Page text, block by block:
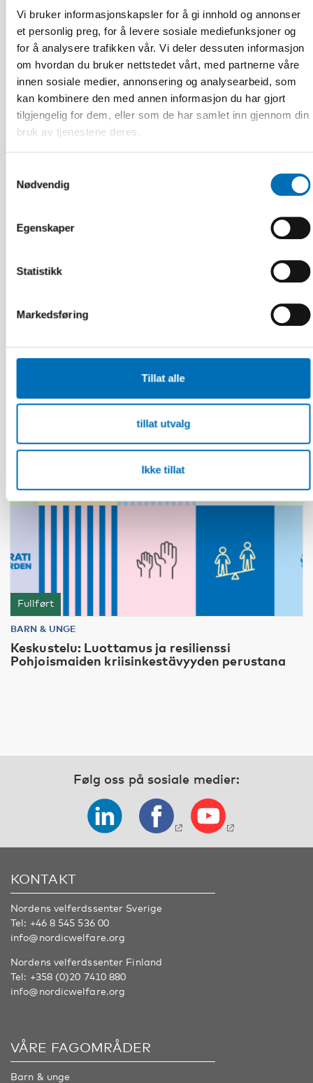
Vi bruker informasjonskapsler for å gi innhold og annonser
et personlig preg, for å levere sosiale mediefunksjoner og
for å analysere trafikken vår. Vi deler dessuten informasjon
om hvordan du bruker nettstedet vårt, med partnerne våre
innen sosiale medier, annonsering og analysearbeid, som
kan kombinere den med annen informasjon du har gjort
tilgjengelig for dem, eller som de har samlet inn gjennom din
bruk av tjenestene deres.
Nødvendig
Egenskaper
Statistikk
Markedsføring
Tillat alle
tillat utvalg
Ikke tillat
must not be forgotten in crisis preparedness
10 mai 2017
Fullført
24 JUN 2026
BARN & UNGE
Keskustelu: Luottamus ja resilienssi
Pohjoismaiden kriisinkestävyyden perustana
Følg oss på sosiale medier:
KONTAKT
Nordens velferdssenter Sverige
Tel: +46 8 545 536 00
info@nordicwelfare.org
Nordens velferdssenter Finland
Tel: +358 (0)20 7410 880
info@nordicwelfare.org
VÅRE FAGOMRÅDER
Barn & unge